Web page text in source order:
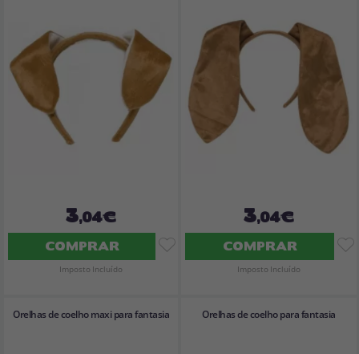
3,04€
COMPRAR
Imposto Incluído
3,04€
COMPRAR
Imposto Incluído
Orelhas de coelho maxi para fantasia Orelhas de coelho para fantasia